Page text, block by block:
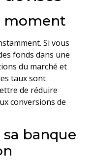
moment
Si vous
fonds dans une
du marché et
taux sont
de réduire
conversions de
banque